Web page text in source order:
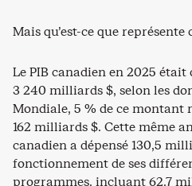
Mais qu’est-ce que
Le PIB canadien en 2025 était
3 240 milliards $, selon les
Mondiale, 5 % de ce montant
162 milliards $. Cette même
canadien a dépensé 130,5
fonctionnement de ses
programmes, incluant 62,7